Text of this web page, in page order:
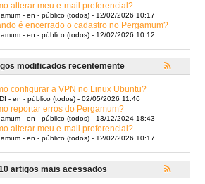
alterar meu e-mail preferencial?
- en - público (todos) - 12/02/2026 10:17
é encerrado o cadastro no Pergamum?
- en - público (todos) - 12/02/2026 10:12
modificados recentemente
configurar a VPN no Linux Ubuntu?
- en - público (todos) - 02/05/2026 11:46
reportar erros do Pergamum?
- en - público (todos) - 13/12/2024 18:43
alterar meu e-mail preferencial?
- en - público (todos) - 12/02/2026 10:17
artigos mais acessados